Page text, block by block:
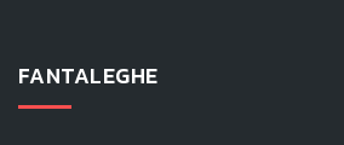
FANTALEGHE